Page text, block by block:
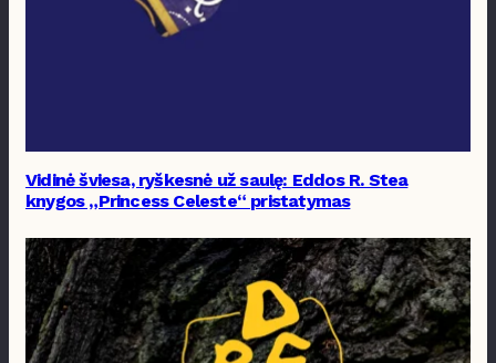
Vidinė šviesa, ryškesnė už saulę: Eddos R. Stea
knygos „Princess Celeste“ pristatymas